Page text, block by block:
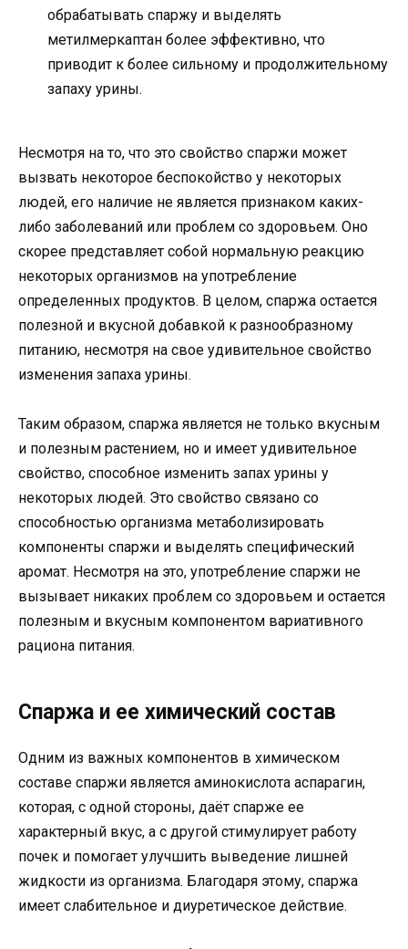
обрабатывать спаржу и выделять
метилмеркаптан более эффективно, что
приводит к более сильному и продолжительному
запаху урины.
Несмотря на то, что это свойство спаржи может
вызвать некоторое беспокойство у некоторых
людей, его наличие не является признаком каких-
либо заболеваний или проблем со здоровьем. Оно
скорее представляет собой нормальную реакцию
некоторых организмов на употребление
определенных продуктов. В целом, спаржа остается
полезной и вкусной добавкой к разнообразному
питанию, несмотря на свое удивительное свойство
изменения запаха урины.
Таким образом, спаржа является не только вкусным
и полезным растением, но и имеет удивительное
свойство, способное изменить запах урины у
некоторых людей. Это свойство связано со
способностью организма метаболизировать
компоненты спаржи и выделять специфический
аромат. Несмотря на это, употребление спаржи не
вызывает никаких проблем со здоровьем и остается
полезным и вкусным компонентом вариативного
рациона питания.
Спаржа и ее химический состав
Одним из важных компонентов в химическом
составе спаржи является аминокислота аспарагин,
которая, с одной стороны, даёт спарже ее
характерный вкус, а с другой стимулирует работу
почек и помогает улучшить выведение лишней
жидкости из организма. Благодаря этому, спаржа
имеет слабительное и диуретическое действие.